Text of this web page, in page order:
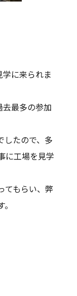
に来られま
最多の参加
したので、多
に工場を見学
てもらい、弊